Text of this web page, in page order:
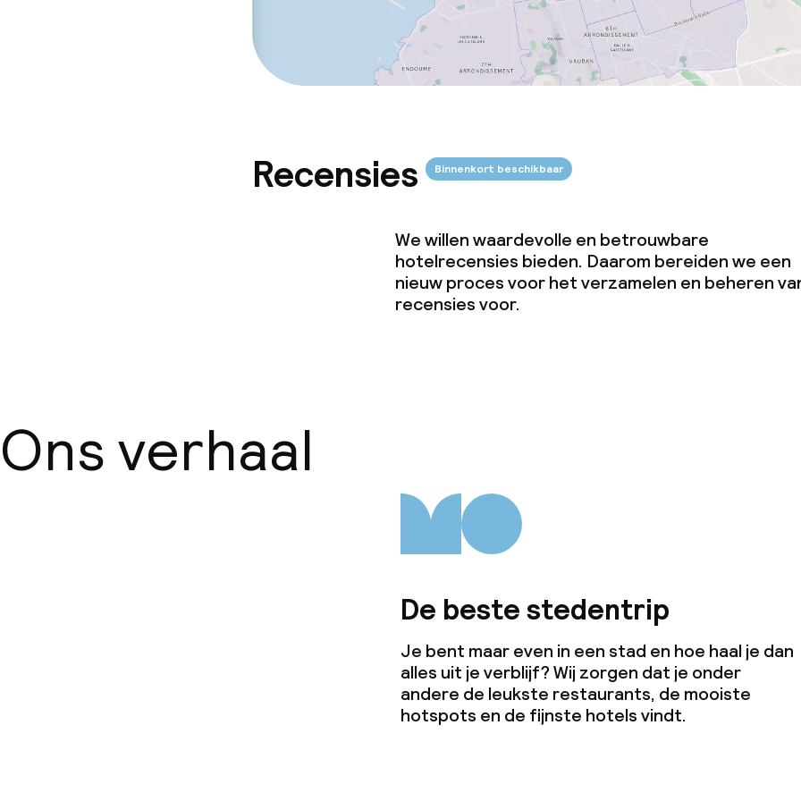
Recensies Binnenkort beschikbaar
We willen waardevolle en betrouwbare
hotelrecensies bieden. Daarom bereiden we een
nieuw proces voor het verzamelen en beheren
recensies voor.
Ons verhaal
De beste stedentrip
Je bent maar even in een stad en hoe haal je dan
alles uit je verblijf? Wij zorgen dat je onder
andere de leukste restaurants, de mooiste
hotspots en de fijnste hotels vindt.